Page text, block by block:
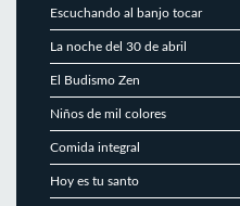
Escuchando al banjo tocar
La noche del 30 de abril
El Budismo Zen
Niños de mil colores
Comida integral
Hoy es tu santo